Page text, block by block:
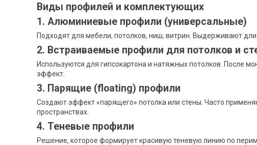
Виды профилей и комплектующих
1. Алюминиевые профили (универсальные)
Подходят для мебели, потолков, ниш, витрин. Выдерживают
2. Встраиваемые профили для потолков и
Используются для гипсокартона и натяжных потолков. После
эффект.
3. Парящие (floating) профили
Создают эффект «парящего» потолка или стены. Часто
пространствах.
4. Теневые профили
Решение, которое формирует красивую теневую линию по